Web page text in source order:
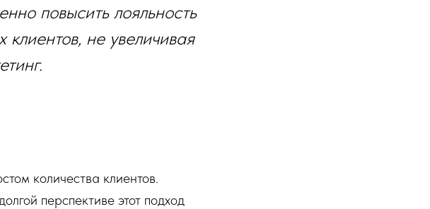
повысить лояльность
клиентов, не увеличивая
количества клиентов.
перспективе этот подход